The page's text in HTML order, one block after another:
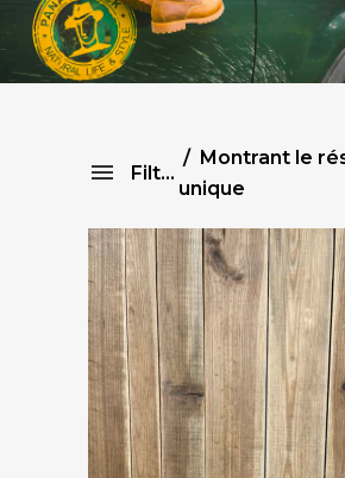
Filtre
Montrant le
unique
violet
Vider
Catégories
Marques